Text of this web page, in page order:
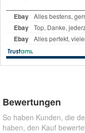
Bewertungen
So haben Kunden, die
haben, den Kauf